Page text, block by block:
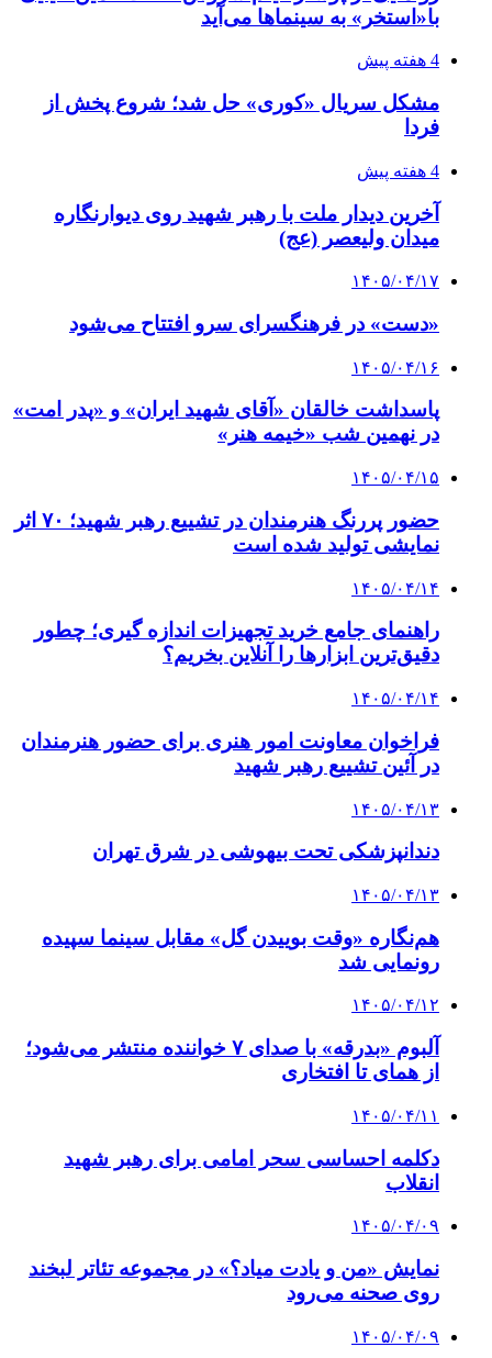
با«استخر» به سینماها می‌آید
4 هفته پیش
مشکل سریال «کوری» حل شد؛ شروع پخش از
فردا
4 هفته پیش
آخرین دیدار ملت با رهبر شهید روی دیوارنگاره
میدان ولیعصر (عج)
۱۴۰۵/۰۴/۱۷
«دست» در فرهنگسرای سرو افتتاح می‌شود
۱۴۰۵/۰۴/۱۶
پاسداشت خالقان «آقای شهید ایران» و «پدر امت»
در نهمین شب «خیمه هنر»
۱۴۰۵/۰۴/۱۵
حضور پررنگ هنرمندان در تشییع رهبر شهید؛ ۷۰ اثر
نمایشی تولید شده است
۱۴۰۵/۰۴/۱۴
راهنمای جامع خرید تجهیزات اندازه گیری؛ چطور
دقیق‌ترین ابزارها را آنلاین بخریم؟
۱۴۰۵/۰۴/۱۴
فراخوان معاونت امور هنری برای حضور هنرمندان
در آئین تشییع رهبر شهید
۱۴۰۵/۰۴/۱۳
دندانپزشکی تحت بیهوشی در شرق تهران
۱۴۰۵/۰۴/۱۳
هم‌نگاره «وقت بوییدن گل» مقابل سینما سپیده
رونمایی شد
۱۴۰۵/۰۴/۱۲
آلبوم «بدرقه» با صدای ۷ خواننده منتشر می‌شود؛
از همای تا افتخاری
۱۴۰۵/۰۴/۱۱
دکلمه‌ احساسی سحر امامی برای رهبر شهید
انقلاب
۱۴۰۵/۰۴/۰۹
نمایش «من و یادت میاد؟» در مجموعه تئاتر لبخند
روی صحنه می‌رود
۱۴۰۵/۰۴/۰۹